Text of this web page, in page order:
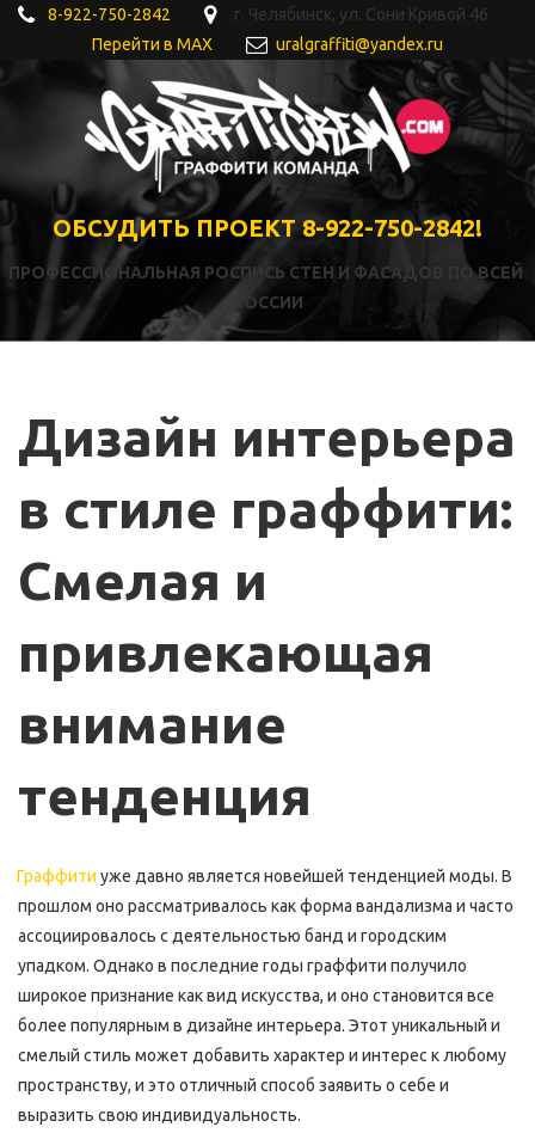
8-922-750-2842 г. Челябинск, ул. Сони Кривой 46
Перейти в MAX
uralgraffiti@yandex.ru
ОБСУДИТЬ ПРОЕКТ 8-922-750-2842!
ПРОФЕССИОНАЛЬНАЯ РОСПИСЬ СТЕН И ФАСАДОВ ПО ВСЕЙ
РОССИИ
Дизайн интерьера
в стиле граффити:
Смелая и
привлекающая
внимание
тенденция
Граффити уже давно является новейшей тенденцией моды. В
прошлом оно рассматривалось как форма вандализма и часто
ассоциировалось с деятельностью банд и городским
упадком. Однако в последние годы граффити получило
широкое признание как вид искусства, и оно становится все
более популярным в дизайне интерьера. Этот уникальный и
смелый стиль может добавить характер и интерес к любому
пространству, и это отличный способ заявить о себе и
выразить свою индивидуальность.